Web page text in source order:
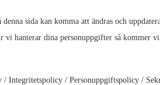
sida kan komma att ändras och
vi hanterar dina personuppgifter så kommer
/ Integritetspolicy / Personuppgiftspolicy /